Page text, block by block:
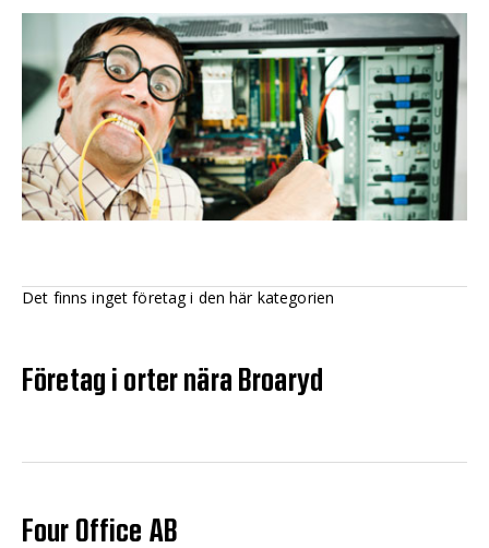
Det finns inget företag i den här kategorien
Företag i orter nära Broaryd
Four Office AB